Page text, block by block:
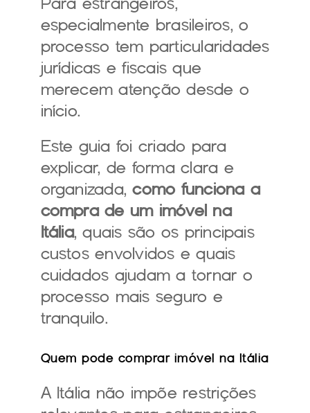
especialmente brasileiros, o
processo tem particularidades
jurídicas e fiscais que
merecem atenção desde o
início.
Este guia foi criado para
explicar, de forma clara e
organizada, como funciona a
compra de um imóvel na
Itália, quais são os principais
custos envolvidos e quais
cuidados ajudam a tornar o
processo mais seguro e
tranquilo.
Quem pode comprar imóvel na Itália
A Itália não impõe restrições